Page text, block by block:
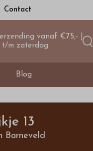
Contact
vanaf €75,- |
t/m zaterdag
Blog
13
Barneveld